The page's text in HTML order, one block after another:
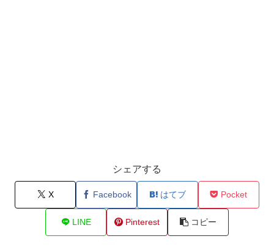
シェアする
X Facebook はてブ Pocket
LINE Pinterest コピー